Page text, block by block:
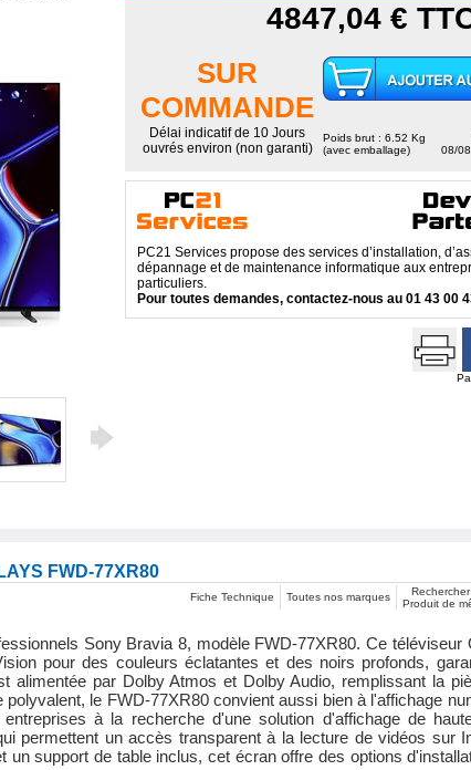
4847,04 €
SUR
COMMANDE
Délai indicatif de 10 Jours
ouvrés environ (non garanti)
Poids brut : 6.52 Kg
(avec emballage)
08/
PC21 Services propose des services d’installation,
dépannage et de maintenance informatique aux
particuliers.
Pour toutes demandes, contactez-nous au 01 43 00
FWD-77XR80
Fiche Technique Toutes nos marques
Produit de
Sony Bravia 8, modèle FWD-77XR80. Ce téléviseur
pour des couleurs éclatantes et des noirs profonds,
alimentée par Dolby Atmos et Dolby Audio, remplissant la
le FWD-77XR80 convient aussi bien à l'affichage
à la recherche d'une solution d'affichage de
permettent un accès transparent à la lecture de vidéos sur
support de table inclus, cet écran offre des options